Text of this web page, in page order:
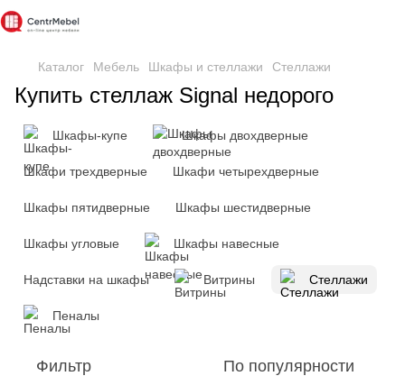
Каталог Мебель Шкафы и стеллажи Стеллажи
Купить стеллаж Signal недорого
Шкафы-купе Шкафы двохдверные
Шкафи трехдверные Шкафи четырехдверные
Шкафы пятидверные Шкафы шестидверные
Шкафы угловые Шкафы навесные
Надставки на шкафы Витрины Стеллажи
Пеналы
Фильтр По популярности